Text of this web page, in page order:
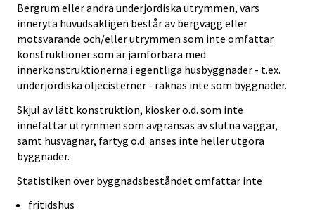
Bergrum eller andra underjordiska utrymmen, vars
inneryta huvudsakligen består av bergvägg eller
motsvarande och/eller utrymmen som inte omfattar
konstruktioner som är jämförbara med
innerkonstruktionerna i egentliga husbyggnader - t.ex.
underjordiska oljecisterner - räknas inte som byggnader.
Skjul av lätt konstruktion, kiosker o.d. som inte
innefattar utrymmen som avgränsas av slutna väggar,
samt husvagnar, fartyg o.d. anses inte heller utgöra
byggnader.
Statistiken över byggnadsbeståndet omfattar inte
fritidshus